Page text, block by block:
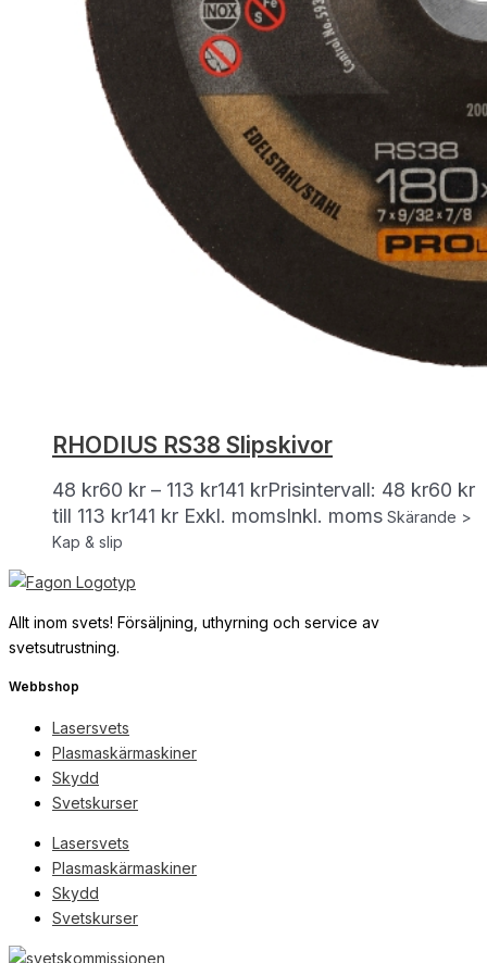
RHODIUS RS38 Slipskivor
48 kr60 kr – 113 kr141 krPrisintervall: 48 kr60 kr
till 113 kr141 kr Exkl. momsInkl. moms Skärande >
Kap & slip
Allt inom svets! Försäljning, uthyrning och service av
svetsutrustning.
Webbshop
Lasersvets
Plasmaskärmaskiner
Skydd
Svetskurser
Lasersvets
Plasmaskärmaskiner
Skydd
Svetskurser